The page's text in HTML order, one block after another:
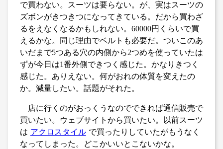
で買わない。スーツは要らない。が、実はスーツの
ズボンがきつきつになってきている。だから買わざ
るをえなくなるかもしれない。60000円くらいで買
えるかな。同じ理由でベルトも必要だ。ついこのあ
いだまで5つある穴の内側から2つめを使っていたは
ずが今日は1番外側できつく感じた。かなりきつく
感じた。ありえない。何がおれの体質を変えたの
か。減量したい。話題がそれた。
店に行くのがおっくうなのでできれば通信販売で
買いたい。ウェブサイトから買いたい。以前スーツ
は アクロスタイル で買ったりしていたがもうなく
なってしまった。どこかいいとこないかな。